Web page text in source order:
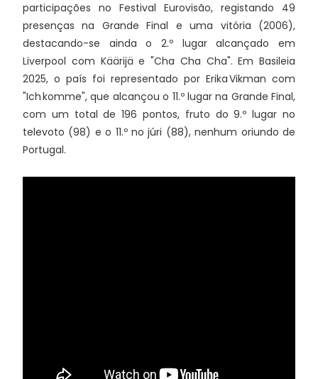
participações no Festival Eurovisão, registando 49
presenças na Grande Final e uma vitória (2006),
destacando-se ainda o 2.º lugar alcançado em
Liverpool com Käärijä e "Cha Cha Cha". Em Basileia
2025, o país foi representado por Erika Vikman com
"Ich komme", que alcançou o 11.º lugar na Grande Final,
com um total de 196 pontos, fruto do 9.º lugar no
televoto (98) e o 11.º no júri (88), nenhum oriundo de
Portugal.